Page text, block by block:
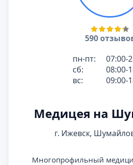
590
пн-пт:
07:00-
сб:
08:00-
вс:
09:00-
Медицея на
г. Ижевск,
Многопрофильный